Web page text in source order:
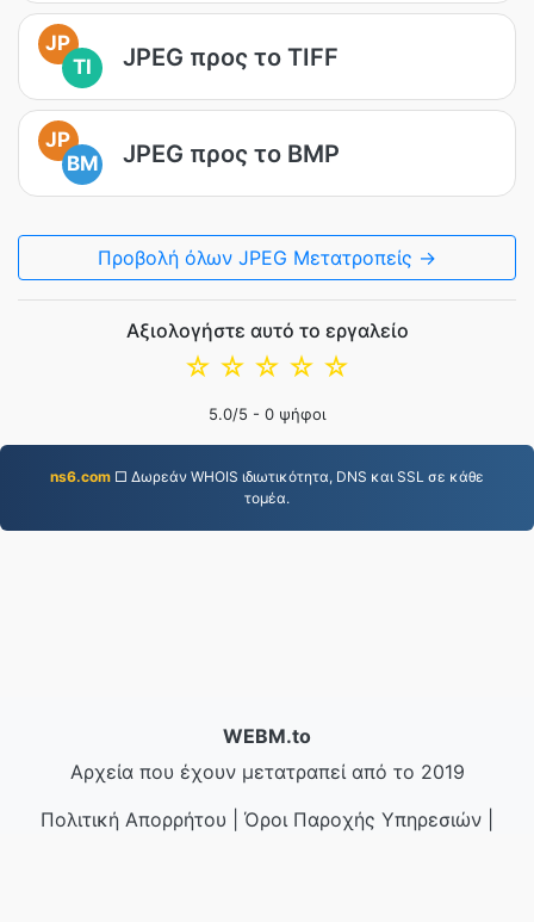
JP
TI
JPEG προς το TIFF
JP
BM
JPEG προς το BMP
Προβολή όλων JPEG Μετατροπείς →
Αξιολογήστε αυτό το εργαλείο
☆
☆
☆
☆
☆
5.0/5 - 0 ψήφοι
ns6.com □ Δωρεάν WHOIS ιδιωτικότητα, DNS και SSL σε κάθε
τομέα.
WEBM.to
Αρχεία που έχουν μετατραπεί από το 2019
Πολιτική Απορρήτου
Όροι Παροχής Υπηρεσιών